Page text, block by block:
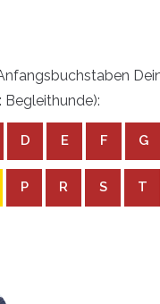
Begleithunde):
D E F G
P R S T